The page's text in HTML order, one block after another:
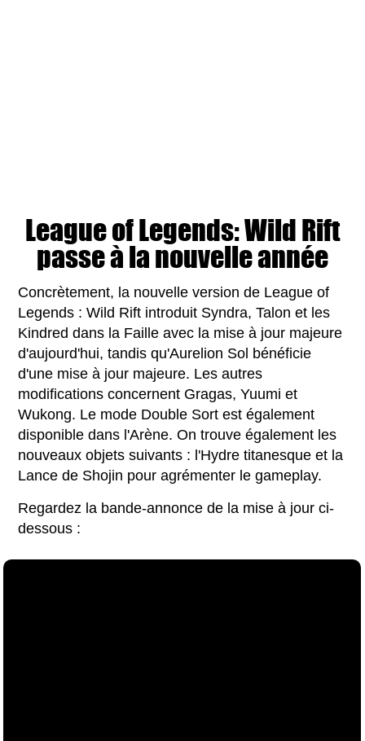
League of Legends: Wild Rift
passe à la nouvelle année
Concrètement, la nouvelle version de League of
Legends : Wild Rift introduit Syndra, Talon et les
Kindred dans la Faille avec la mise à jour majeure
d'aujourd'hui, tandis qu'Aurelion Sol bénéficie
d'une mise à jour majeure. Les autres
modifications concernent Gragas, Yuumi et
Wukong. Le mode Double Sort est également
disponible dans l'Arène. On trouve également les
nouveaux objets suivants : l'Hydre titanesque et la
Lance de Shojin pour agrémenter le gameplay.
Regardez la bande-annonce de la mise à jour ci-
dessous :